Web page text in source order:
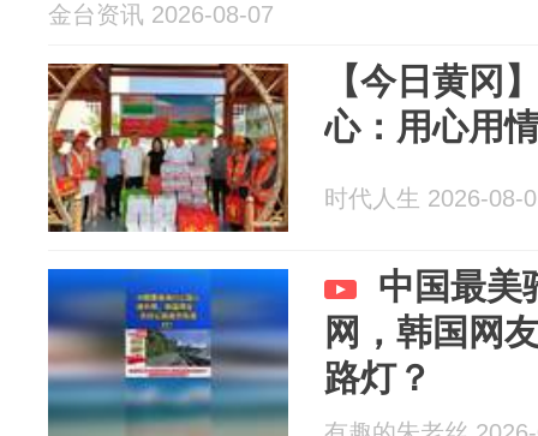
金台资讯 2026-08-07
【今日黄冈
心：用心用
时代人生 2026-08-
中国最美
网，韩国网
路灯？